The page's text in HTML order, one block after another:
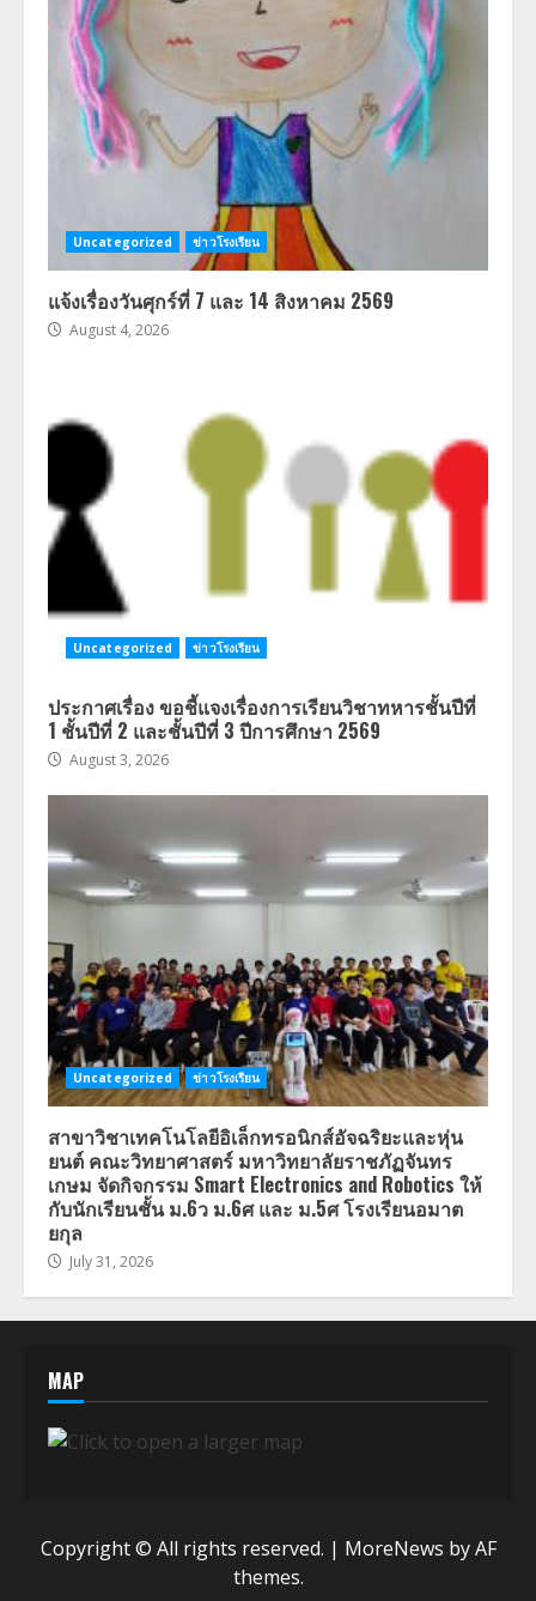
Uncategorized ข่าวโรงเรียน
แจ้งเรื่องวันศุกร์ที่ 7 และ 14 สิงหาคม 2569
August 4, 2026
Uncategorized ข่าวโรงเรียน
ประกาศเรื่อง ขอชี้แจงเรื่องการเรียนวิชาทหารชั้นปีที่
1 ชั้นปีที่ 2 และชั้นปีที่ 3 ปีการศึกษา 2569
August 3, 2026
Uncategorized ข่าวโรงเรียน
สาขาวิชาเทคโนโลยีอิเล็กทรอนิกส์อัจฉริยะและหุ่น
ยนต์ คณะวิทยาศาสตร์ มหาวิทยาลัยราชภัฏจันทร
เกษม จัดกิจกรรม Smart Electronics and Robotics ให้
กับนักเรียนชั้น ม.6ว ม.6ศ และ ม.5ศ โรงเรียนอมาต
ยกุล
July 31, 2026
MAP
Copyright © All rights reserved. | MoreNews by AF
themes.